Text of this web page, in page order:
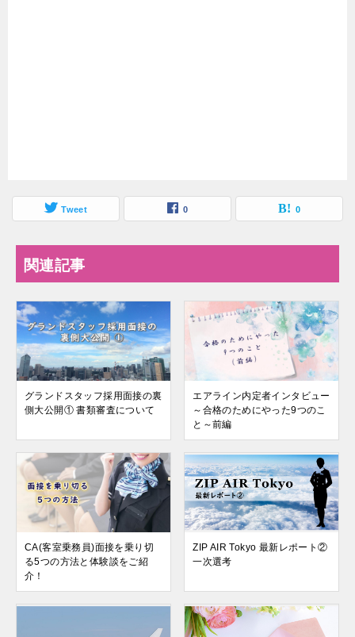
Tweet 0 0
関連記事
グランドスタッフ採用面接の裏
側大公開① 書類審査について
エアライン内定者インタビュー
～合格のためにやった9つのこ
と～前編
CA(客室乗務員)面接を乗り切
る5つの方法と体験談をご紹
介！
ZIP AIR Tokyo 最新レポート②
一次選考